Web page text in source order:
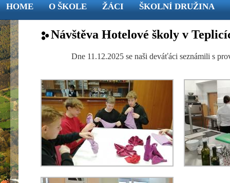
HOME O ŠKOLE ŽÁCI ŠKOLNÍ DRUŽINA
Návštěva Hotelové školy v
Dne 11.12.2025 se naši deváťáci seznámili s